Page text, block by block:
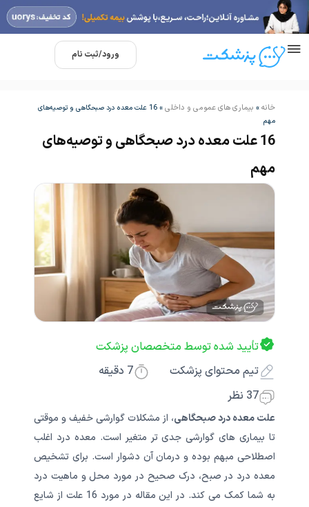
ورود/ثبت نام
خانه » بیماری های عمومی و داخلی »
16 علت معده درد صبحگاهی و توصیه‌های
مهم
16 علت معده درد صبحگاهی و توصیه‌های
مهم
تأیید شده توسط متخصصان پزشکت
تیم محتوای پزشکت
7 دقیقه
37 نظر
علت معده درد صبحگاهی، از مشکلات گوارشی خفیف و موقتی
تا بیماری های گوارشی جدی تر متغیر است. معده درد اغلب
اصطلاحی مبهم بوده و درمان آن دشوار است. برای تشخیص
معده درد در صبح، درک صحیح در مورد محل و ماهیت درد
به شما کمک می کند. در این مقاله در مورد 16 علت از شایع